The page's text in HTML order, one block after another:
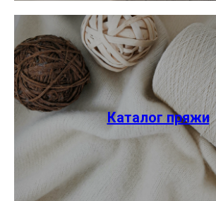
Каталог пряжи